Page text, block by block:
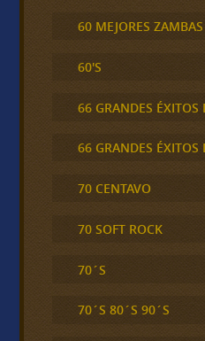
60 MEJORES
60'S
66 GRANDES ÉXITOS
66 GRANDES ÉXITOS
70 CENTAVO
70 SOFT ROCK
70´S
70´S 80´S 90´S